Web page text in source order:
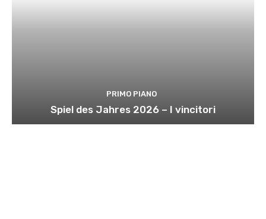
PRIMO PIANO
Spiel des Jahres 2026 – I vincitori